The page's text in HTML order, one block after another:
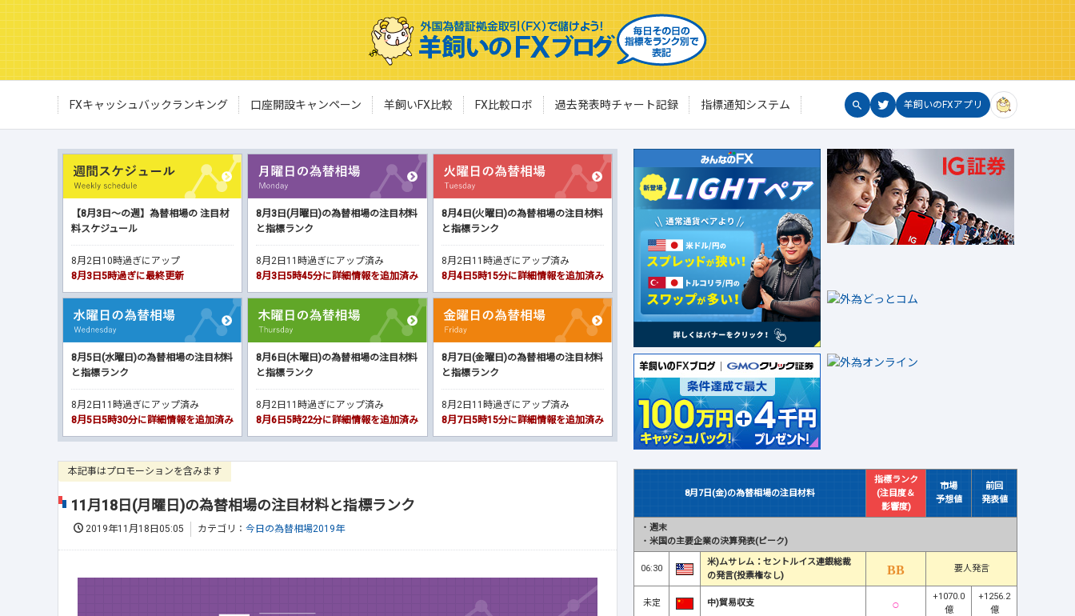
FXキャッシュバックランキング 口座開設キャンペーン 羊飼いFX比較 FX比較ロボ 過去発表時チャート記録 指標通知システム 羊飼いのFXアプリ
【8月3日～の週】為替相場の 注目材
料スケジュール
8月2日10時過ぎにアップ
8月3日5時過ぎに最終更新
8月3日(月曜日)の為替相場の注目材料
と指標ランク
8月2日11時過ぎにアップ済み
8月3日5時45分に詳細情報を追加済み
8月4日(火曜日)の為替相場の注目材料
と指標ランク
8月2日11時過ぎにアップ済み
8月4日5時15分に詳細情報を追加済み
8月5日(水曜日)の為替相場の注目材料
と指標ランク
8月2日11時過ぎにアップ済み
8月5日5時30分に詳細情報を追加済み
8月6日(木曜日)の為替相場の注目材料
と指標ランク
8月2日11時過ぎにアップ済み
8月6日5時22分に詳細情報を追加済み
8月7日(金曜日)の為替相場の注目材料
と指標ランク
8月2日11時過ぎにアップ済み
8月7日5時15分に詳細情報を追加済み
本記事はプロモーションを含みます
11月18日(月曜日)の為替相場の注目材料と指標ランク
2019年11月18日05:05 カテゴリ： 今日の為替相場2019年
8月7日(金)の為替相場の注目材料
指標ランク
(注目度＆
影響度)
市場
予想値
前回
発表値
・ 週末
・ 米国の主要企業の決算発表(ピーク)
06:30
米)ムサレム：セントルイス連銀総裁
の発言(投票権なし)
要人発言
未定 中)貿易収支
+1070.0
億
+1256.2
億